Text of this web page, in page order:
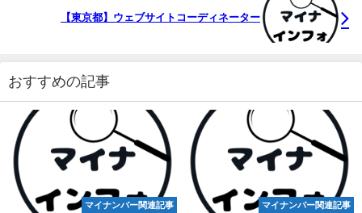
【東京都】ウェブサイトコーディネーター
おすすめの記事
マイナンバー関連記事 マイナンバー関連記事